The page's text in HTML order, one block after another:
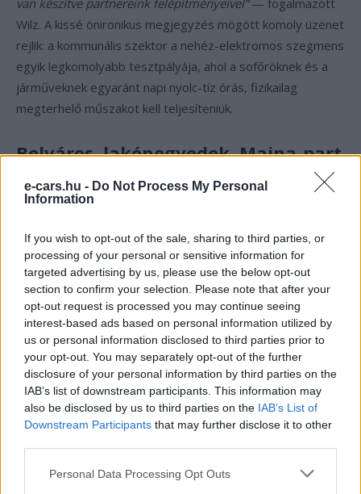
e-cars.hu - Do Not Process My Personal
Information
If you wish to opt-out of the sale, sharing to third parties, or
processing of your personal or sensitive information for
targeted advertising by us, please use the below opt-out
section to confirm your selection. Please note that after your
opt-out request is processed you may continue seeing
interest-based ads based on personal information utilized by
us or personal information disclosed to third parties prior to
your opt-out. You may separately opt-out of the further
disclosure of your personal information by third parties on the
IAB’s list of downstream participants. This information may
also be disclosed by us to third parties on the IAB’s List of
Downstream Participants that may further disclose it to other
Personal Data Processing Opt Outs
van készítve partnereink felépítményeivel”— fogalmazott
Wilz. A kissé önironikus megjegyzés mögött komoly üzenet
rejlik: a kommunális szektor a nehéz-elektromos szegmens
egyik legkomolyabb tesztpályája, ahol a sofőröknek és a
járműveknek egyaránt napi nyolc-tíz órás, fizikailag
megterhelő műszakot kell teljesíteniük.
Belváros, lakónegyedek, Majna-part
— a teljes város érintett
Frankfurt belvárosában, a lakónegyedekben, a
külvárosokban, valamint a Majna folyó menti sétányokon is.
Vagyis nem szimbolikus, kirakat-jellegű kísérletről van szó:
a 34 elektromos jármű a város mindennapi működésének
része lesz, beleértve a nagyobb forgalmú belvárosi
útvonalakat és a turisztikailag kiemelt folyópartot is.
Magyar szemmel nézve ez a léptékváltás különösen
tanulságos. Miközben hazánkban az elektromos
kommunális járművek beszerzése jellemzően egyedi,
projekt-szintű ügy marad, Frankfurt csendben átlépte azt a